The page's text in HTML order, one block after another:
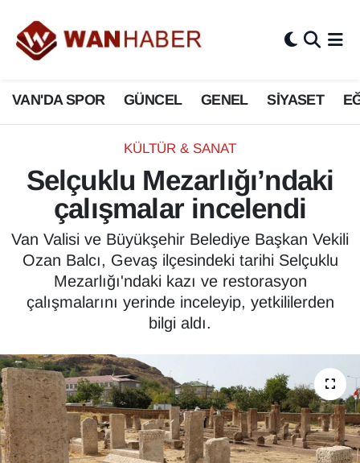
VAN'DA SPOR GÜNCEL GENEL SİYASET
KÜLTÜR & SANAT
Selçuklu Mezarlığı’ndaki
çalışmalar incelendi
Van Valisi ve Büyükşehir Belediye Başkan Vekili
Ozan Balcı, Gevaş ilçesindeki tarihi Selçuklu
Mezarlığı'ndaki kazı ve restorasyon
çalışmalarını yerinde inceleyip, yetkililerden
bilgi aldı.
3.SAYFA
ASAYİŞ
BİLİM VE TEKNOLOJİ
Biyografi
Bölge Haberleri
ÇEVRE
Deprem
Diğer
DÜNYA
Van Nöbetçi Eczaneler
Van Hava Durumu
Van Namaz Vakitleri
Van Trafik Yoğunluk Haritası
Süper Lig Puan Durumu ve Fikstür
Tüm Manşetler
Son Dakika Haberleri